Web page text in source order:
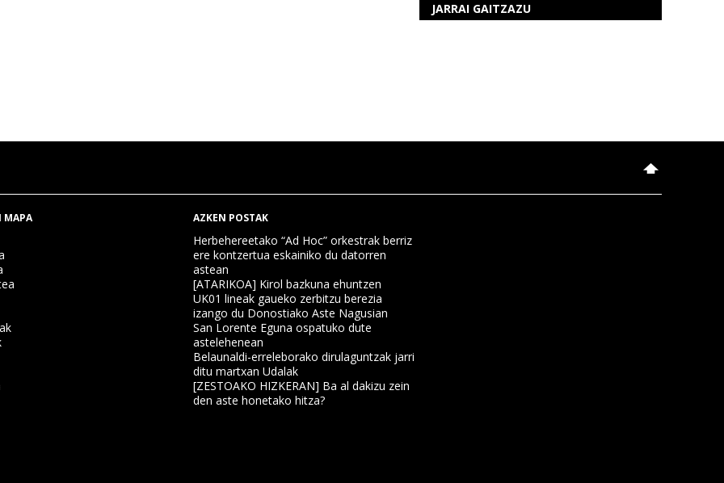
JARRAI GAITZAZU
MAPA AZKEN POSTAK
Herbehereetako “Ad Hoc” orkestrak berriz
ere kontzertua eskainiko du datorren
astean
[ATARIKOA] Kirol bazkuna ehuntzen
UK01 lineak gaueko zerbitzu berezia
izango du Donostiako Aste Nagusian
San Lorente Eguna ospatuko dute
astelehenean
Belaunaldi-erreleborako dirulaguntzak jarri
ditu martxan Udalak
[ZESTOAKO HIZKERAN] Ba al dakizu zein
den aste honetako hitza?